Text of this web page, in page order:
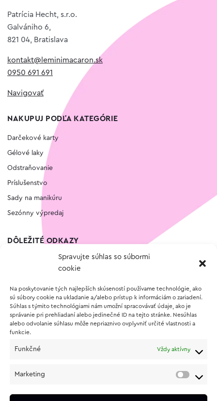
Spravujte súhlas so súbormi
cookie
Na poskytovanie tých najlepších skúseností používame technológie, ako
sú súbory cookie na ukladanie a/alebo prístup k informáciám o zariadení.
Súhlas s týmito technológiami nám umožní spracovávať údaje, ako je
správanie pri prehliadaní alebo jedinečné ID na tejto stránke. Nesúhlas
alebo odvolanie súhlasu môže nepriaznivo ovplyvniť určité vlastnosti a
funkcie.
Funkčné Vždy aktívny
Marketing
Patrícia Hecht, s.r.o.
Galvániho 6,
821 04, Bratislava
kontakt@leminimacaron.sk
0950 691 691
Navigovať
NAKUPUJ PODĽA KATEGÓRIE
Darčekové karty
Gélové laky
Odstraňovanie
Príslušenstvo
Sady na manikúru
Sezónny výpredaj
DÔLEŽITÉ ODKAZY
Vernostný program
O NÁKUPE
Vrátenie a reklamácia tovaru